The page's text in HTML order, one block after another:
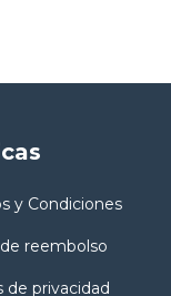
y Condiciones
reembolso
de privacidad